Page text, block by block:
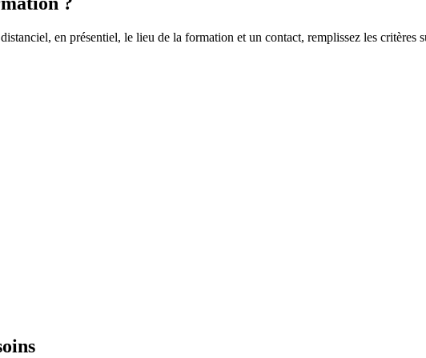
en présentiel, le lieu de la formation et un contact, remplissez les critères